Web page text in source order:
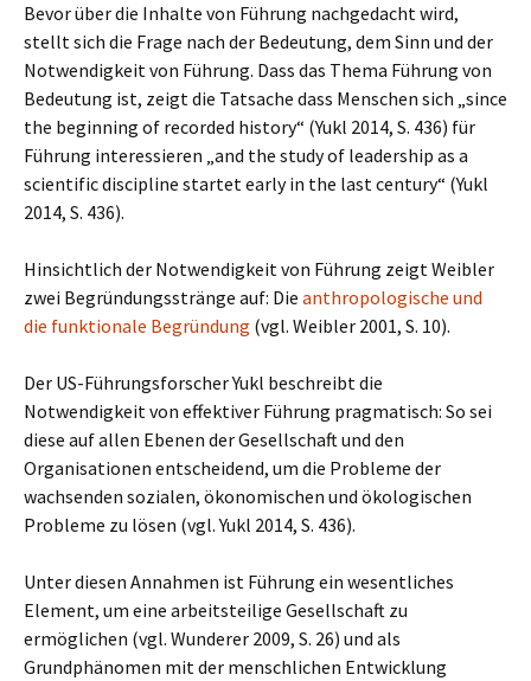
Bevor über die Inhalte von Führung nachgedacht wird,
stellt sich die Frage nach der Bedeutung, dem Sinn und der
Notwendigkeit von Führung. Dass das Thema Führung von
Bedeutung ist, zeigt die Tatsache dass Menschen sich „since
the beginning of recorded history“ (Yukl 2014, S. 436) für
Führung interessieren „and the study of leadership as a
scientific discipline startet early in the last century“ (Yukl
2014, S. 436).
Hinsichtlich der Notwendigkeit von Führung zeigt Weibler
zwei Begründungsstränge auf: Die anthropologische und
die funktionale Begründung (vgl. Weibler 2001, S. 10).
Der US-Führungsforscher Yukl beschreibt die
Notwendigkeit von effektiver Führung pragmatisch: So sei
diese auf allen Ebenen der Gesellschaft und den
Organisationen entscheidend, um die Probleme der
wachsenden sozialen, ökonomischen und ökologischen
Probleme zu lösen (vgl. Yukl 2014, S. 436).
Unter diesen Annahmen ist Führung ein wesentliches
Element, um eine arbeitsteilige Gesellschaft zu
ermöglichen (vgl. Wunderer 2009, S. 26) und als
Grundphänomen mit der menschlichen Entwicklung